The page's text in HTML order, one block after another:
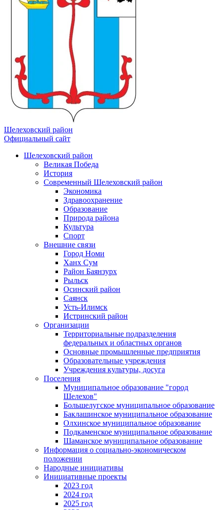
Шелеховский район
Официальный сайт
Шелеховский район
Великая Победа
История
Современный Шелеховский район
Экономика
Здравоохранение
Образование
Природа района
Культура
Спорт
Внешние связи
Город Номи
Ханх Сум
Район Баянзурх
Рыльск
Осинский район
Саянск
Усть-Илимск
Истринский район
Организации
Территориальные подразделения
федеральных и областных органов
Основные промышленные предприятия
Образовательные учреждения
Учреждения культуры, досуга
Поселения
Муниципальное образование "город
Шелехов"
Большелугское муниципальное образование
Баклашинское муниципальное образование
Олхинское муниципальное образование
Подкаменское муниципальное образование
Шаманское муниципальное образование
Информация о социально-экономическом
положении
Народные инициативы
Инициативные проекты
2023 год
2024 год
2025 год